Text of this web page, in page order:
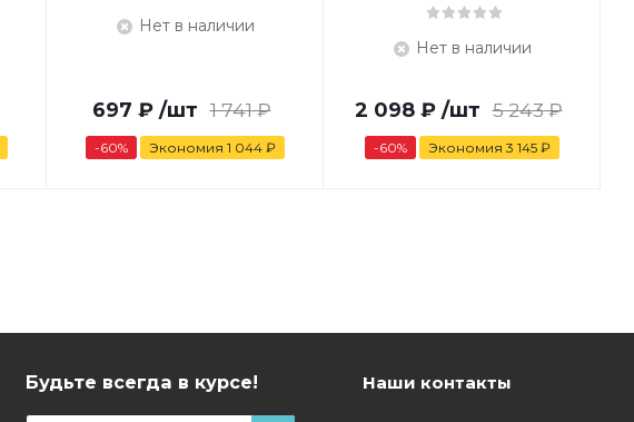
Нет в наличии
697 ₽ /шт 1 741₽
-60% Экономия 1 044 ₽
Нет в наличии
2 098₽ /шт 5 243₽
-60% Экономия 3 145 ₽
Будьте всегда в курсе! Наши контакты